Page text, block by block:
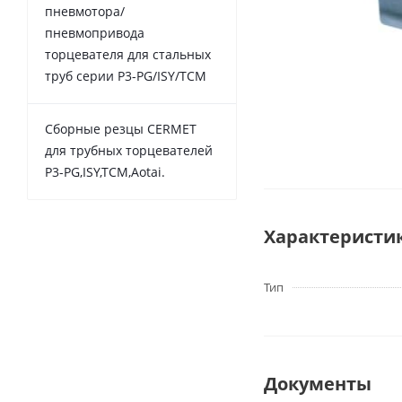
Тип
Документы
пневмотора/
пневмопривода
торцевателя для стальных
труб серии P3-PG/ISY/TCM
Сборные резцы CERMET
для трубных торцевателей
P3-PG,ISY,TCM,Aotai.